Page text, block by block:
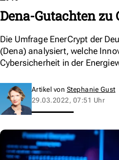
Dena-Gutachten
Die Umfrage EnerCrypt der
(Dena) analysiert, welche
Cybersicherheit in der
Artikel von Stephanie Gust
29.03.2022, 07:51 Uhr